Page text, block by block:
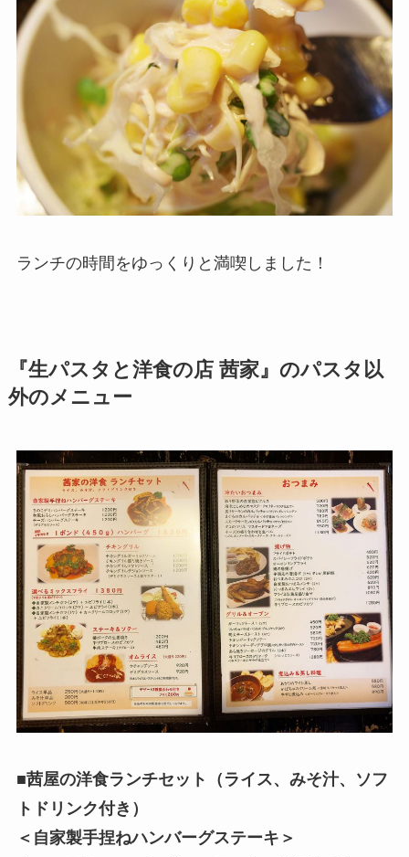
ランチの時間をゆっくりと満喫しました！
『生パスタと洋食の店 茜家』のパスタ以
外のメニュー
■茜屋の洋食ランチセット（ライス、みそ汁、ソフ
トドリンク付き）
＜自家製手捏ねハンバーグステーキ＞